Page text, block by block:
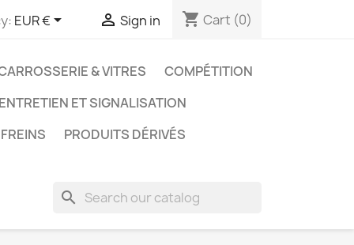
EUR €  Sign in shopping_cart Cart (0)
& VITRES
COMPÉTITION
ET SIGNALISATION
FREINS
PRODUITS DÉRIVÉS
search